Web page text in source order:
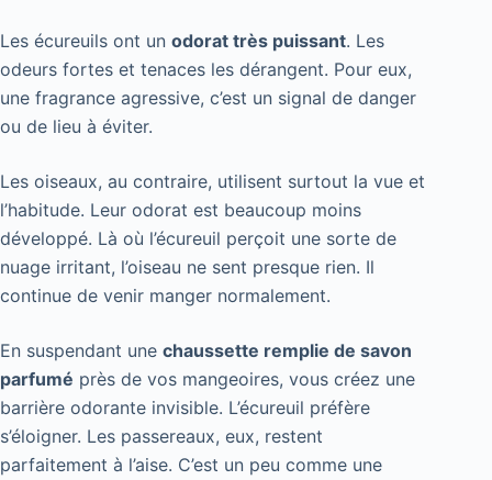
Les écureuils ont un odorat très puissant. Les
odeurs fortes et tenaces les dérangent. Pour eux,
une fragrance agressive, c’est un signal de danger
ou de lieu à éviter.
Les oiseaux, au contraire, utilisent surtout la vue et
l’habitude. Leur odorat est beaucoup moins
développé. Là où l’écureuil perçoit une sorte de
nuage irritant, l’oiseau ne sent presque rien. Il
continue de venir manger normalement.
En suspendant une chaussette remplie de savon
parfumé près de vos mangeoires, vous créez une
barrière odorante invisible. L’écureuil préfère
s’éloigner. Les passereaux, eux, restent
parfaitement à l’aise. C’est un peu comme une